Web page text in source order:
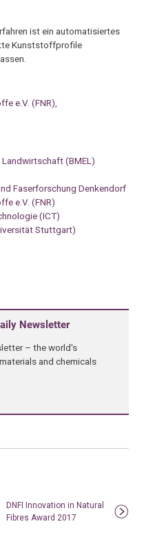
ist ein automatisiertes
Kunststoffprofile
e.V. (FNR),
Landwirtschaft (BMEL)
Faserforschung Denkendorf
e.V. (FNR)
(ICT)
Stuttgart)
Newsletter
– the world's
and chemicals
DNFI Innovation in Natural
Fibres Award 2017